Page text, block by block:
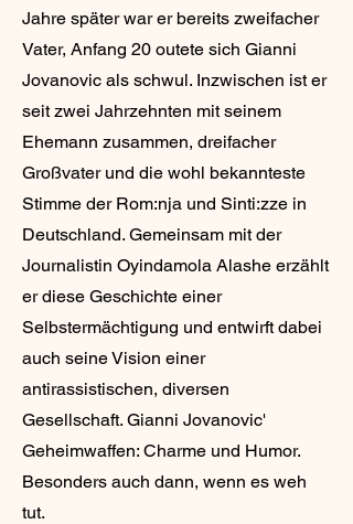
Jahre später war er bereits zweifacher
Vater, Anfang 20 outete sich Gianni
Jovanovic als schwul. Inzwischen ist er
seit zwei Jahrzehnten mit seinem
Ehemann zusammen, dreifacher
Großvater und die wohl bekannteste
Stimme der Rom:nja und Sinti:zze in
Deutschland. Gemeinsam mit der
Journalistin Oyindamola Alashe erzählt
er diese Geschichte einer
Selbstermächtigung und entwirft dabei
auch seine Vision einer
antirassistischen, diversen
Gesellschaft. Gianni Jovanovic'
Geheimwaffen: Charme und Humor.
Besonders auch dann, wenn es weh
tut.